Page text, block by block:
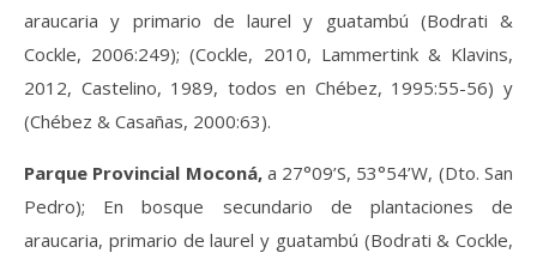
araucaria y primario de laurel y guatambú (Bodrati &
Cockle, 2006:249); (Cockle, 2010, Lammertink & Klavins,
2012, Castelino, 1989, todos en Chébez, 1995:55-56) y
(Chébez & Casañas, 2000:63).
Parque Provincial Moconá,a 27°09’S, 53°54’W, (Dto. San
Pedro); En bosque secundario de plantaciones de
araucaria, primario de laurel y guatambú (Bodrati & Cockle,